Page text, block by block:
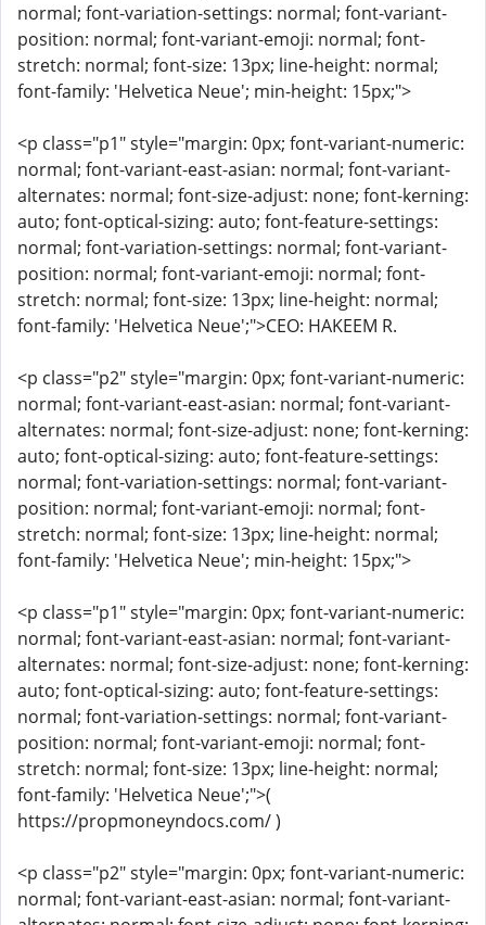
normal; font-variation-settings: normal; font-variant-
position: normal; font-variant-emoji: normal; font-
stretch: normal; font-size: 13px; line-height: normal;
font-family: 'Helvetica Neue'; min-height: 15px;">
<p class="p1" style="margin: 0px; font-variant-numeric:
normal; font-variant-east-asian: normal; font-variant-
alternates: normal; font-size-adjust: none; font-kerning:
auto; font-optical-sizing: auto; font-feature-settings:
normal; font-variation-settings: normal; font-variant-
position: normal; font-variant-emoji: normal; font-
stretch: normal; font-size: 13px; line-height: normal;
font-family: 'Helvetica Neue';">CEO: HAKEEM R.
<p class="p2" style="margin: 0px; font-variant-numeric:
normal; font-variant-east-asian: normal; font-variant-
alternates: normal; font-size-adjust: none; font-kerning:
auto; font-optical-sizing: auto; font-feature-settings:
normal; font-variation-settings: normal; font-variant-
position: normal; font-variant-emoji: normal; font-
stretch: normal; font-size: 13px; line-height: normal;
font-family: 'Helvetica Neue'; min-height: 15px;">
<p class="p1" style="margin: 0px; font-variant-numeric:
normal; font-variant-east-asian: normal; font-variant-
alternates: normal; font-size-adjust: none; font-kerning:
auto; font-optical-sizing: auto; font-feature-settings:
normal; font-variation-settings: normal; font-variant-
position: normal; font-variant-emoji: normal; font-
stretch: normal; font-size: 13px; line-height: normal;
font-family: 'Helvetica Neue';">(
https://propmoneyndocs.com/ )
<p class="p2" style="margin: 0px; font-variant-numeric:
normal; font-variant-east-asian: normal; font-variant-